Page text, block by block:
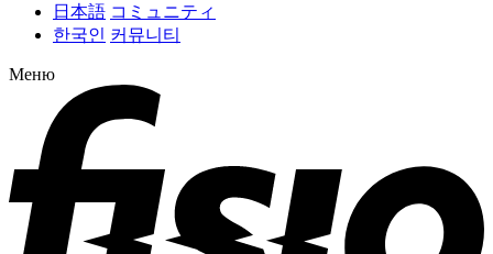
日本語 コミュニティ
한국인 커뮤니티
Меню